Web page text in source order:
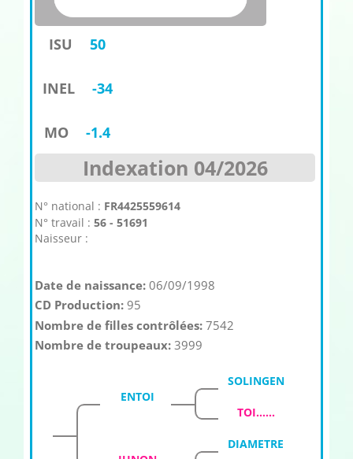
ISU 50
INEL -34
MO -1.4
Indexation 04/2026
N° national : FR4425559614
N° travail : 56 - 51691
Naisseur :
Date de naissance:06/09/1998
CD Production:95
Nombre de filles contrôlées:7542
Nombre de troupeaux:3999
ENTOI
SOLINGEN
TOI......
DIAMETRE